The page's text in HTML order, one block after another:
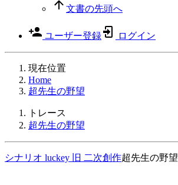
文書の先頭へ
ユーザー登録 ログイン
現在位置
Home
超先生の野望
トレース
超先生の野望
シナリオ luckey 旧 二次創作超先生の野望